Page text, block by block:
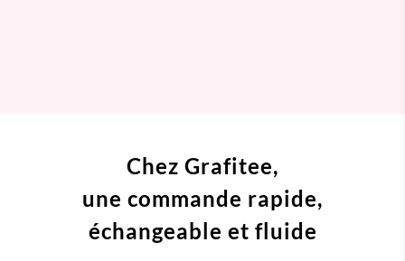
Chez Grafitee,
une commande rapide,
échangeable et fluide